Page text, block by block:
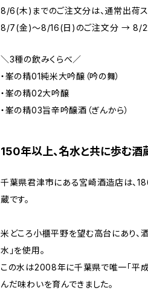
8/6(木)までのご注文分は、通常出荷
8/7(金)～8/16(日)のご注文分 → 8/
＼3種の飲みくらべ／
・峯の精01純米大吟醸（吟の舞）
・峯の精02大吟醸
・峯の精03旨辛吟醸酒（ぎんから）
150年以上、名水と共に歩む酒
千葉県君津市にある宮崎酒造店は、
蔵です。
米どころ小櫃平野を望む高台にあり、
水」を使用。
この水は2008年に千葉県で唯一「平
んだ味わいを育んできました。